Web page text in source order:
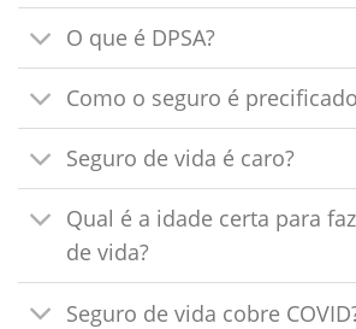
O que é DPSA?
Como o seguro é
Seguro de vida é caro?
Qual é a idade certa para
de vida?
Seguro de vida cobre